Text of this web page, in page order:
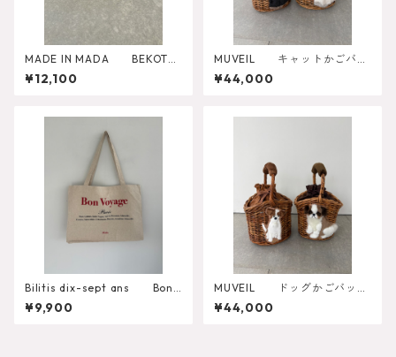
MADE IN MADA BEKOTO
CLUTCH
¥12,100
MUVEIL キャットかごバッ
グ MA262EBG005
¥44,000
Bilitis dix-sept ans Bon
Voyage Tote Misc-1378
¥9,900
MUVEIL ドッグかごバッ
グ MA262EBG004
¥44,000